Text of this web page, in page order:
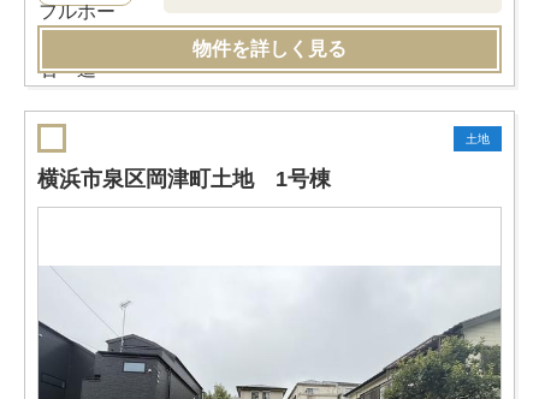
物件を詳しく見る
土地
横浜市泉区岡津町土地 1号棟